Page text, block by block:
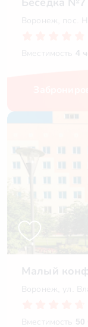
Беседка
Воронеж, пос.
Вместимость 4
Малый
Воронеж, ул.
Вместимость 50